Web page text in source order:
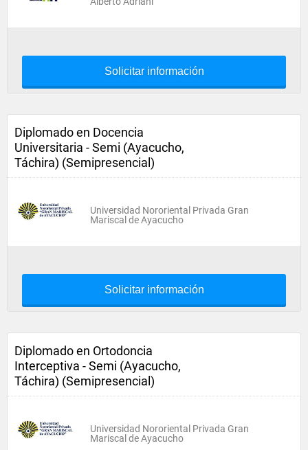
Solicitar información
Diplomado en Docencia
Universitaria - Semi (Ayacucho,
Táchira) (Semipresencial)
Universidad Nororiental Privada Gran
Mariscal de Ayacucho
Solicitar información
Diplomado en Ortodoncia
Interceptiva - Semi (Ayacucho,
Táchira) (Semipresencial)
Universidad Nororiental Privada Gran
Mariscal de Ayacucho